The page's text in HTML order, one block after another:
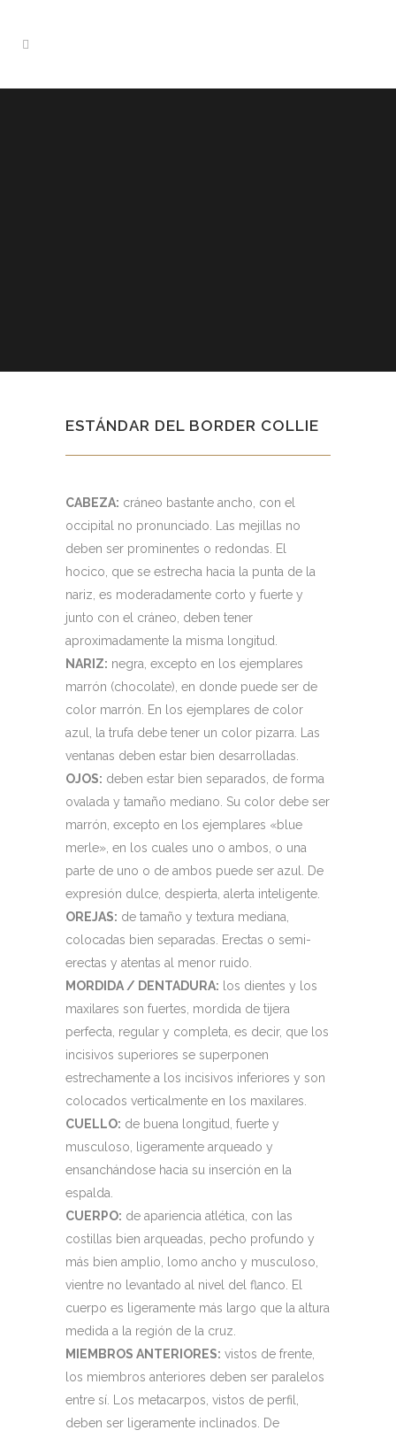
ESTÁNDAR DEL BORDER COLLIE
CABEZA: cráneo bastante ancho, con el
occipital no pronunciado. Las mejillas no
deben ser prominentes o redondas. El
hocico, que se estrecha hacia la punta de la
nariz, es moderadamente corto y fuerte y
junto con el cráneo, deben tener
aproximadamente la misma longitud.
NARIZ: negra, excepto en los ejemplares
marrón (chocolate), en donde puede ser de
color marrón. En los ejemplares de color
azul, la trufa debe tener un color pizarra. Las
ventanas deben estar bien desarrolladas.
OJOS: deben estar bien separados, de forma
ovalada y tamaño mediano. Su color debe ser
marrón, excepto en los ejemplares «blue
merle», en los cuales uno o ambos, o una
parte de uno o de ambos puede ser azul. De
expresión dulce, despierta, alerta inteligente.
OREJAS: de tamaño y textura mediana,
colocadas bien separadas. Erectas o semi-
erectas y atentas al menor ruido.
MORDIDA / DENTADURA: los dientes y los
maxilares son fuertes, mordida de tijera
perfecta, regular y completa, es decir, que los
incisivos superiores se superponen
estrechamente a los incisivos inferiores y son
colocados verticalmente en los maxilares.
CUELLO: de buena longitud, fuerte y
musculoso, ligeramente arqueado y
ensanchándose hacia su inserción en la
espalda.
CUERPO: de apariencia atlética, con las
costillas bien arqueadas, pecho profundo y
más bien amplio, lomo ancho y musculoso,
vientre no levantado al nivel del flanco. El
cuerpo es ligeramente más largo que la altura
medida a la región de la cruz.
MIEMBROS ANTERIORES: vistos de frente,
los miembros anteriores deben ser paralelos
entre sí. Los metacarpos, vistos de perfil,
deben ser ligeramente inclinados. De